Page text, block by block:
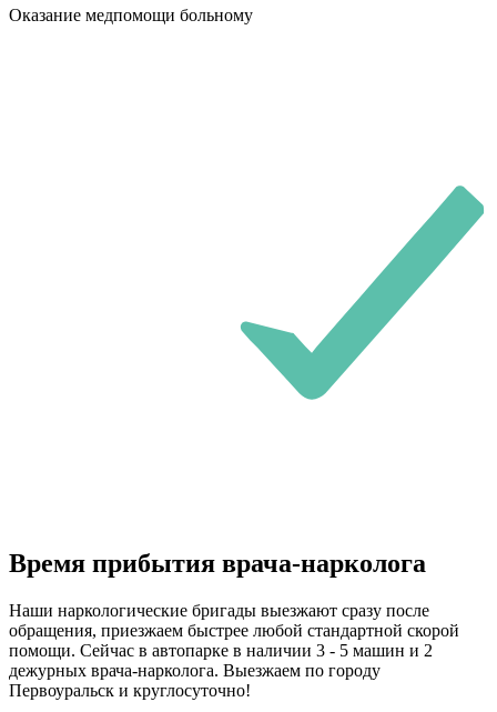
Оказание медпомощи больному
Время прибытия врача-нарколога
Наши наркологические бригады выезжают сразу после
обращения, приезжаем быстрее любой стандартной скорой
помощи. Сейчас в автопарке в наличии 3 - 5 машин и 2
дежурных врача-нарколога. Выезжаем по городу
Первоуральск и круглосуточно!